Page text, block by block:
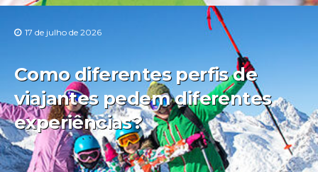
17 de julho de 2026
Como diferentes perfis de
viajantes pedem diferentes
experiências?